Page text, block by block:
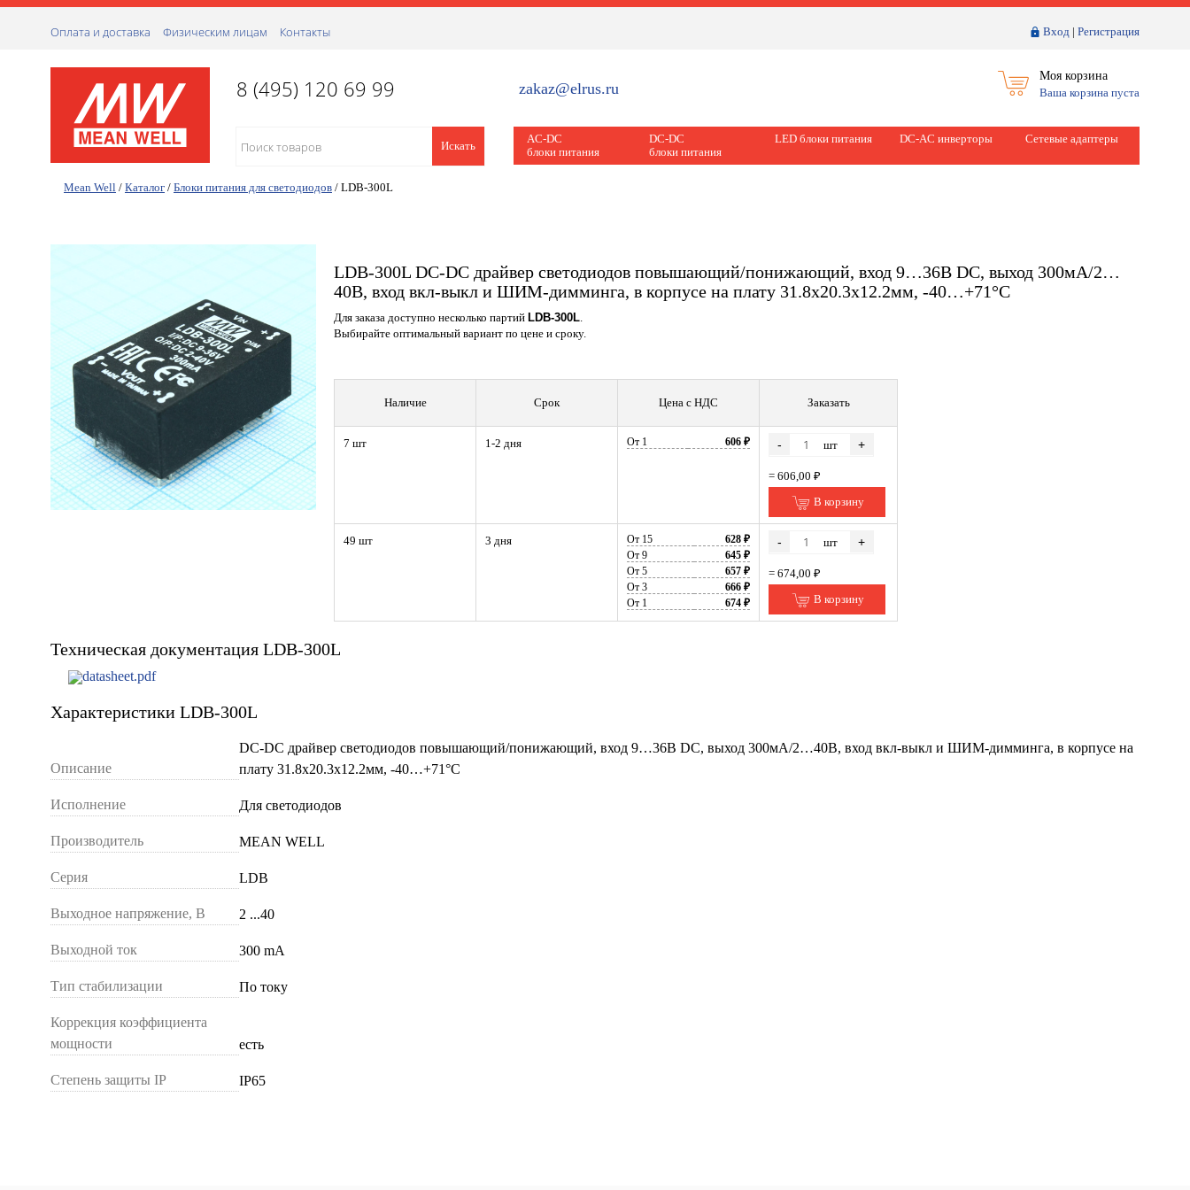
Вход | Регистрация
Оплата и доставка Физическим лицам Контакты
8 (495) 120 69 99 zakaz@elrus.ru
Моя корзина
Ваша корзина пуста
Искать
AC-DC
блоки питания
DC-DC
блоки питания
LED блоки питания DC-AC инверторы Сетевые адаптеры
Mean Well / Каталог / Блоки питания для светодиодов / LDB-300L
LDB-300L DC-DC драйвер светодиодов повышающий/понижающий, вход 9…36В DC, выход 300мА/2…
40В, вход вкл-выкл и ШИМ-димминга, в корпусе на плату 31.8x20.3x12.2мм, -40…+71°С
Для заказа доступно несколько партий LDB-300L
Выбирайте оптимальный вариант по цене и сроку.
Наличие Срок Цена с НДС Заказать
7 шт 1-2 дня От 1 606 ₽ - шт +
= 606,00 ₽
В корзину
49 шт 3 дня От 15
628 ₽
От 9
645 ₽
От 5
657 ₽
От 3
666 ₽
От 1
674 ₽
- шт +
= 674,00 ₽
В корзину
Техническая документация LDB-300L
datasheet.pdf
Характеристики LDB-300L
Описание
DC-DC драйвер светодиодов повышающий/понижающий, вход 9…36В DC, выход 300мА/2…40В, вход вкл-выкл и ШИМ-димминга, в корпусе на
плату 31.8x20.3x12.2мм, -40…+71°С
Исполнение Для светодиодов
Производитель MEAN WELL
Серия LDB
Выходное напряжение, В 2 ...40
Выходной ток 300 mA
Тип стабилизации По току
Коррекция коэффициента
мощности
есть
Степень защиты IP IP65